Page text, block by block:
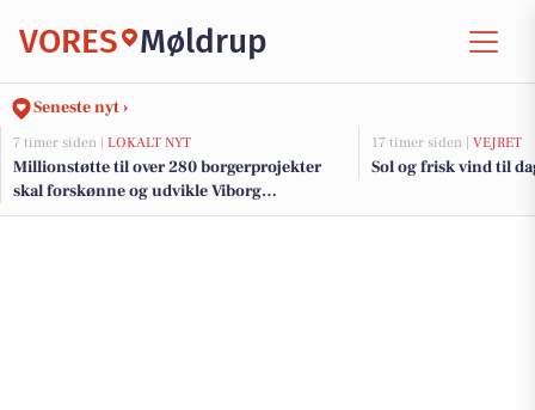
VORES Møldrup
Seneste nyt ›
7 timer siden | LOKALT NYT
Millionstøtte til over 280 borgerprojekter
skal forskønne og udvikle Viborg
Kommunes mindre byer
17 timer siden | VEJRET
Sol og frisk vind til